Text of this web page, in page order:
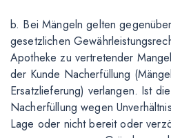
b. Bei Mängeln gelten
gesetzlichen
Apotheke zu vertretender
der Kunde Nacherfüllung
Ersatzlieferung) verlangen. Ist
Nacherfüllung wegen
Lage oder nicht bereit oder